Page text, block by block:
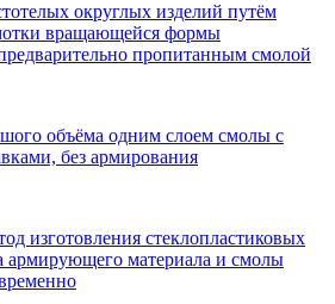
округлых изделий путём
вращающейся формы
пропитанным смолой
объёма одним слоем смолы с
без армирования
изготовления стеклопластиковых
армирующего материала и смолы